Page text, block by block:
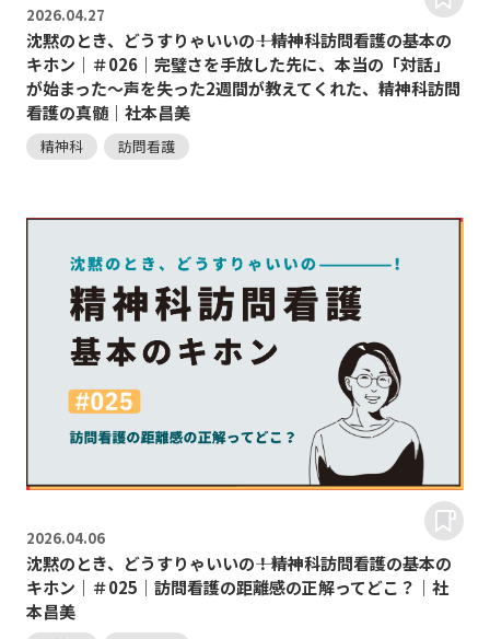
2026.04.27
沈黙のとき、どうすりゃいいの―――！精神科訪問看護の基本の
キホン｜＃026｜完璧さを手放した先に、本当の「対話」
が始まった〜声を失った2週間が教えてくれた、精神科訪問
看護の真髄｜社本昌美
精神科 訪問看護
2026.04.06
沈黙のとき、どうすりゃいいの―――！精神科訪問看護の基本の
キホン｜＃025｜訪問看護の距離感の正解ってどこ？｜社
本昌美